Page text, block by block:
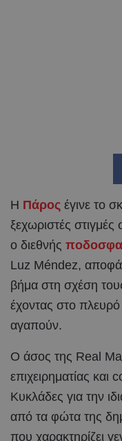
Η Πάρος έγινε το
ξεχωριστές
ο διεθνής
Luz Méndez,
βήμα στη σχέση
έχοντας στο
αγαπούν.
Ο άσος της Real
επιχειρηματίας και
Κυκλάδες για την
από τα φώτα της
που χαρακτηρίζει